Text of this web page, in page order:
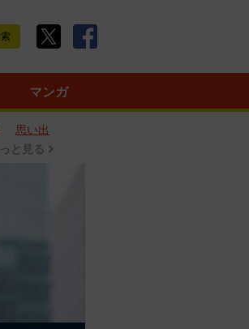
マンガ
思い出
と見る